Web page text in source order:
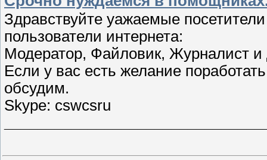
Здравствуйте уажаемые
пользователи интернета:
Модератор, Файловик, Журналист и
Если у вас есть желание
обсудим.
Skype: cswcsru